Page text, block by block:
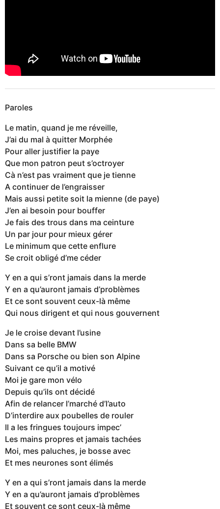
Paroles
Le matin, quand je me réveille,
J’ai du mal à quitter Morphée
Pour aller justifier la paye
Que mon patron peut s’octroyer
Cà n’est pas vraiment que je tienne
A continuer de l’engraisser
Mais aussi petite soit la mienne (de paye)
J’en ai besoin pour bouffer
Je fais des trous dans ma ceinture
Un par jour pour mieux gérer
Le minimum que cette enflure
Se croit obligé d’me céder
Y en a qui s’ront jamais dans la merde
Y en a qu’auront jamais d’problèmes
Et ce sont souvent ceux-là même
Qui nous dirigent et qui nous gouvernent
Je le croise devant l’usine
Dans sa belle BMW
Dans sa Porsche ou bien son Alpine
Suivant ce qu’il a motivé
Moi je gare mon vélo
Depuis qu’ils ont décidé
Afin de relancer l’marché d’l’auto
D’interdire aux poubelles de rouler
Il a les fringues toujours impec’
Les mains propres et jamais tachées
Moi, mes paluches, je bosse avec
Et mes neurones sont élimés
Y en a qui s’ront jamais dans la merde
Y en a qu’auront jamais d’problèmes
Et souvent ce sont ceux-là même